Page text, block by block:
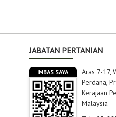
JABATAN PERTANIAN
IMBAS SAYA
Aras 7-17,
Perdana,
Kerajaan
Malaysia